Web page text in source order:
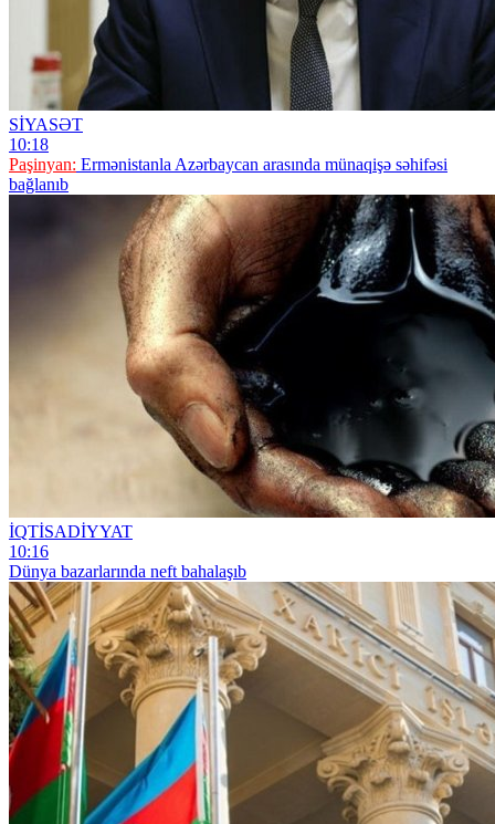
SİYASƏT
10:18
Paşinyan: Ermənistanla Azərbaycan arasında münaqişə səhifəsi
bağlanıb
İQTİSADİYYAT
10:16
Dünya bazarlarında neft bahalaşıb